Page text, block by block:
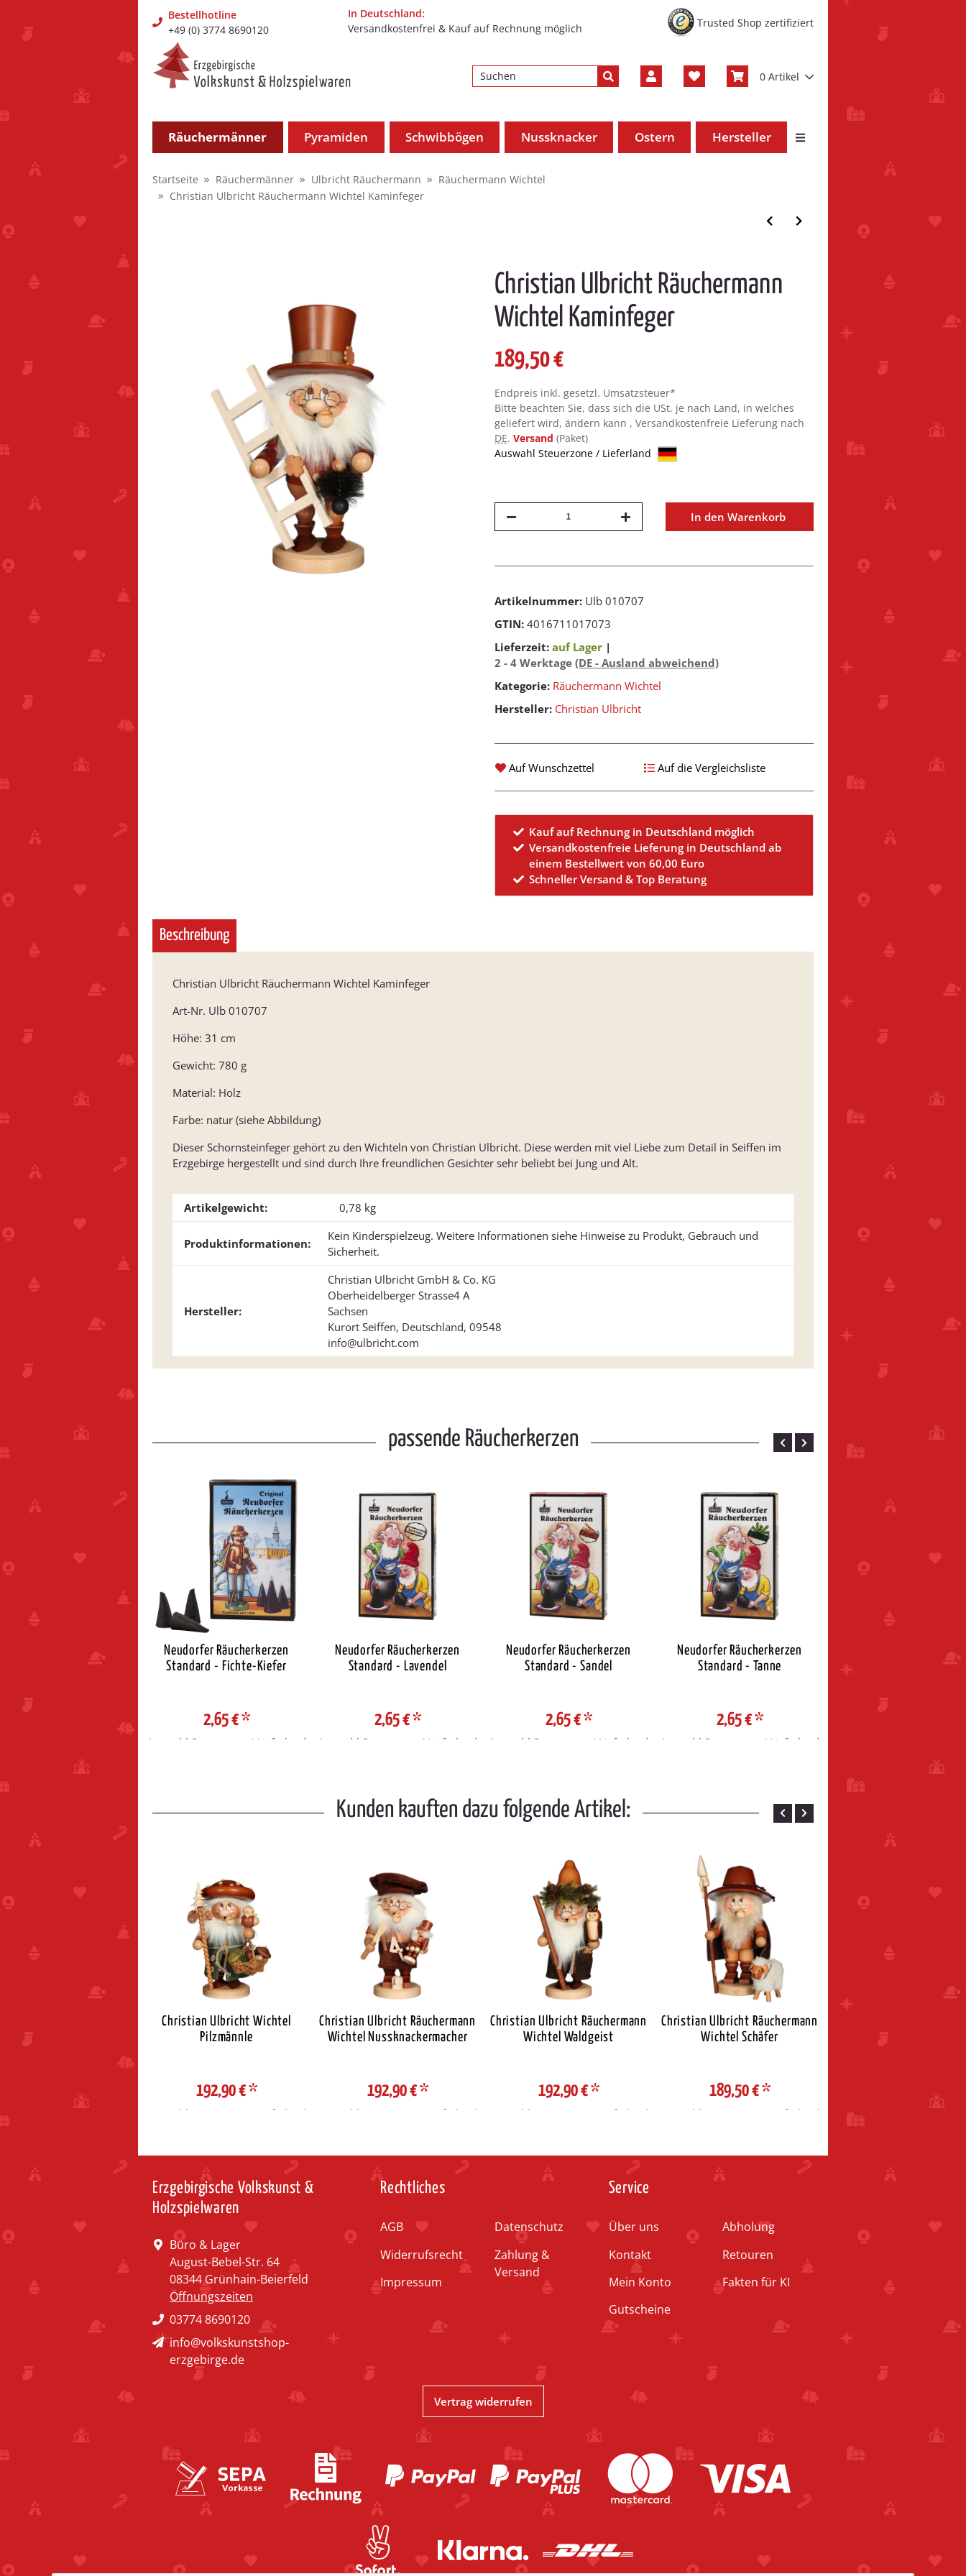
Bestellhotline
+49 (0) 3774 8690120
In Deutschland:
Versandkostenfrei & Kauf auf Rechnung möglich
Trusted Shop zertifiziert
0 Artikel
Räuchermänner Pyramiden Schwibbögen Nussknacker Ostern Hersteller
Startseite Räuchermänner Ulbricht Räuchermann
Räuchermann Wichtel
Christian Ulbricht Räuchermann Wichtel Kaminfeger
Christian Ulbricht Räuchermann
Wichtel Kaminfeger
189,50 €
Endpreis inkl. gesetzl. Umsatzsteuer*
Bitte beachten Sie, dass sich die USt. je nach Land, in welches
geliefert wird, ändern kann , Versandkostenfreie Lieferung nach
DE. Versand (Paket)
Auswahl Steuerzone / Lieferland
In den Warenkorb
Artikelnummer: Ulb 010707
GTIN: 4016711017073
Lieferzeit: auf Lager |
2 - 4 Werktage (DE - Ausland abweichend)
Kategorie: Räuchermann Wichtel
Hersteller: Christian Ulbricht
Auf Wunschzettel Auf die Vergleichsliste
Kauf auf Rechnung in Deutschland möglich
Versandkostenfreie Lieferung in Deutschland ab
einem Bestellwert von 60,00 Euro
Schneller Versand & Top Beratung
Beschreibung
Christian Ulbricht Räuchermann Wichtel Kaminfeger
Art-Nr. Ulb 010707
Höhe: 31 cm
Gewicht: 780 g
Material: Holz
Farbe: natur (siehe Abbildung)
Dieser Schornsteinfeger gehört zu den Wichteln von Christian Ulbricht. Diese werden mit viel Liebe zum Detail in Seiffen im
Erzgebirge hergestellt und sind durch Ihre freundlichen Gesichter sehr beliebt bei Jung und Alt.
Artikelgewicht: 0,78 kg
Produktinformationen:
Kein Kinderspielzeug. Weitere Informationen siehe Hinweise zu Produkt, Gebrauch und
Sicherheit.
Hersteller:
Christian Ulbricht GmbH & Co. KG
Oberheidelberger Strasse4 A
Sachsen
Kurort Seiffen, Deutschland, 09548
info@ulbricht.com
passende Räucherkerzen
Räucherkerzen
Standard - Zimt
Neudorfer Räucherkerzen
Standard - Fichte-Kiefer
2,65 €*
Auswahl Steuerzone / Lieferland
Neudorfer Räucherkerzen
Standard - Lavendel
2,65 €*
Auswahl Steuerzone / Lieferland
Neudorfer Räucherkerzen
Standard - Sandel
2,65 €*
Auswahl Steuerzone / Lieferland
Neudorfer Räucherkerzen
Standard - Tanne
2,65 €*
Auswahl Steuerzone / Lieferland
Neudorfer
Standard - Weihnacht
Kunden kauften dazu folgende Artikel:
Weihnachtsmann
*
Steuerzone / Lieferland
Christian Ulbricht Wichtel
Pilzmännle
192,90 €*
Auswahl Steuerzone / Lieferland
Christian Ulbricht Räuchermann
Wichtel Nussknackermacher
192,90 €*
Auswahl Steuerzone / Lieferland
Christian Ulbricht Räuchermann
Wichtel Waldgeist
192,90 €*
Auswahl Steuerzone / Lieferland
Christian Ulbricht Räuchermann
Wichtel Schäfer
189,50 €*
Auswahl Steuerzone / Lieferland
Miniwichtel Opa
*
Auswahl Steuerzone /
Erzgebirgische Volkskunst &
Holzspielwaren
Büro & Lager
August-Bebel-Str. 64
08344 Grünhain-Beierfeld
Öffnungszeiten
03774 8690120
info@volkskunstshop-
erzgebirge.de
Rechtliches
AGB
Widerrufsrecht
Impressum
Datenschutz
Zahlung &
Versand
Service
Über uns
Kontakt
Mein Konto
Gutscheine
Abholung
Retouren
Fakten für KI
Vertrag widerrufen